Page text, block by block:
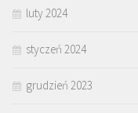
luty 2024
styczeń 2024
grudzień 2023